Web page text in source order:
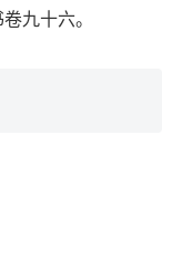
九十六。